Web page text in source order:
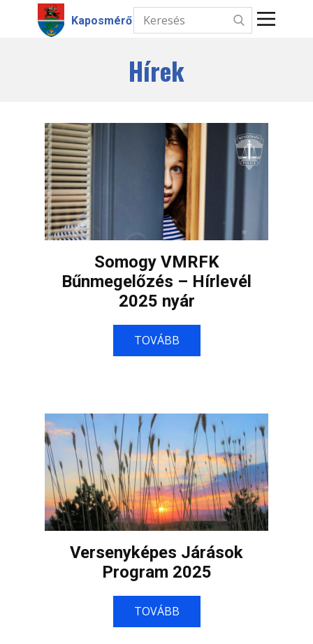
Kaposmérő
Kezdőlap
Intézmények
Információk
Kapcsolat
Hírek
Somogy VMRFK
Bűnmegelőzés – Hírlevél
2025 nyár
TOVÁBB
Versenyképes Járások
Program 2025
TOVÁBB